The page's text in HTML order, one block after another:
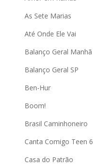
As Sete Marias
Até Onde Ele Vai
Balanço Geral Manhã
Balanço Geral SP
Ben-Hur
Boom!
Brasil Caminhoneiro
Canta Comigo Teen 6
Casa do Patrão